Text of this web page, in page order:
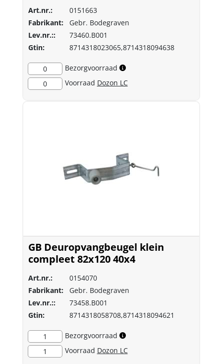
Art.nr.:
0151663
Fabrikant:
Gebr. Bodegraven
Lev.nr.::
73460.B001
Gtin:
8714318023065,8714318094638
0
Bezorgvoorraad
0
Voorraad Dozon LC
GB Deuropvangbeugel klein
compleet 82x120 40x4
Art.nr.:
0154070
Fabrikant:
Gebr. Bodegraven
Lev.nr.::
73458.B001
Gtin:
8714318058708,8714318094621
1
Bezorgvoorraad
1
Voorraad Dozon LC